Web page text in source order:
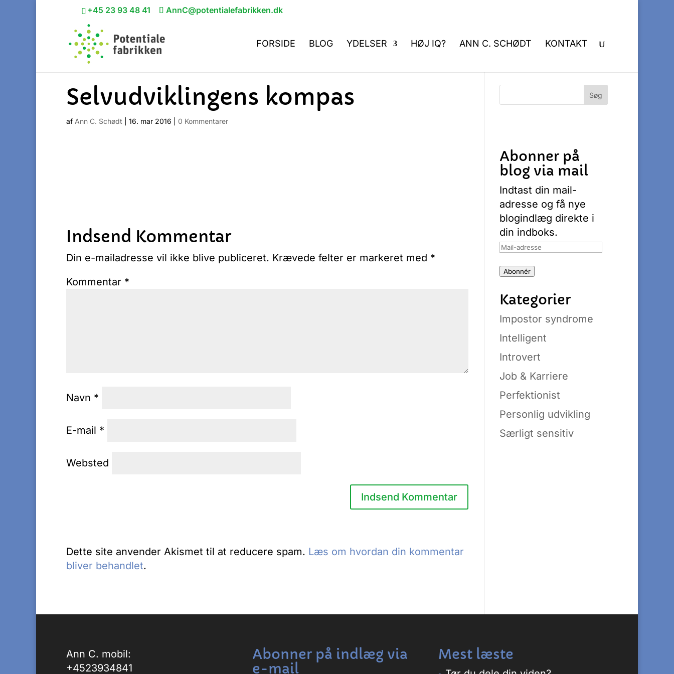
+45 23 93 48 41 AnnC@potentialefabrikken.dk
FORSIDE BLOG YDELSER HØJ IQ? ANN C. SCHØDT KONTAKT
Selvudviklingens kompas
af Ann C. Schødt 16. mar 2016 0 Kommentarer
Indsend Kommentar
Din e-mailadresse vil ikke blive publiceret. Krævede felter er markeret med *
Kommentar *
Navn *
E-mail *
Websted
Dette site anvender Akismet til at reducere spam. Læs om hvordan din kommentar
bliver behandlet.
Abonner på
blog via mail
Indtast din mail-
adresse og få nye
blogindlæg direkte i
din indboks.
Mail-
Abonnér
Kategorier
Impostor syndrome
Intelligent
Introvert
Job & Karriere
Perfektionist
Personlig udvikling
Særligt sensitiv
Ann C. mobil:
+4523934841
Abonner på indlæg via
e-mail
Mest læste